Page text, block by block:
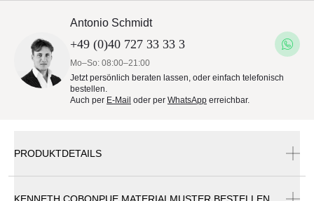
Antonio Schmidt
+49 (0)40 727 33 33 3
Mo–So: 08:00–21:00
Jetzt persönlich beraten lassen, oder einfach telefonisch
bestellen.
Auch per E-Mail oder per WhatsApp erreichbar.
PRODUKTDETAILS
KENNETH COBONPUE MATERIALMUSTER BESTELLEN